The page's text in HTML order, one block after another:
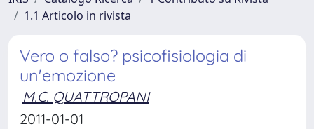
1.1 Articolo in rivista
Vero o falso? psicofisiologia di
un'emozione
M.C. QUATTROPANI
2011-01-01